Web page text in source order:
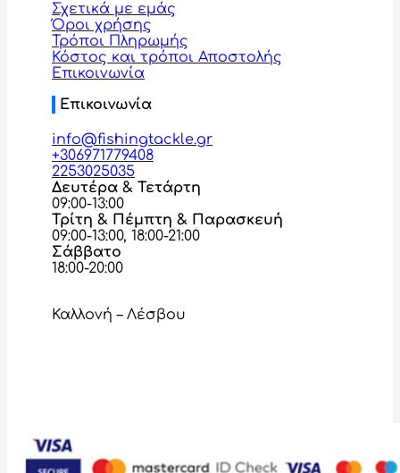
Σχετικά με εμάς
Όροι χρήσης
Τρόποι Πληρωμής
Κόστος και τρόποι Αποστολής
Επικοινωνία
Επικοινωνία
info@fishingtackle.gr
+306971779408
2253025035
Δευτέρα & Τετάρτη
09:00-13:00
Τρίτη & Πέμπτη & Παρασκευή
09:00-13:00, 18:00-21:00
Σάββατο
18:00-20:00
Καλλονή – Λέσβου